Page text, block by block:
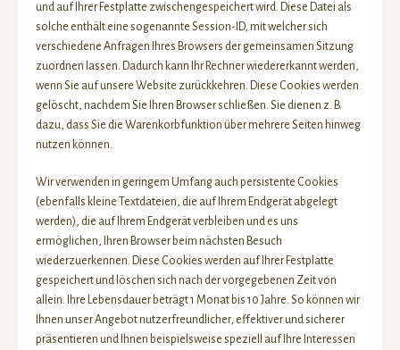
und auf Ihrer Festplatte zwischengespeichert wird. Diese Datei als
solche enthält eine sogenannte Session-ID, mit welcher sich
verschiedene Anfragen Ihres Browsers der gemeinsamen Sitzung
zuordnen lassen. Dadurch kann Ihr Rechner wiedererkannt werden,
wenn Sie auf unsere Website zurückkehren. Diese Cookies werden
gelöscht, nachdem Sie Ihren Browser schließen. Sie dienen z. B.
dazu, dass Sie die Warenkorbfunktion über mehrere Seiten hinweg
nutzen können.
Wir verwenden in geringem Umfang auch persistente Cookies
(ebenfalls kleine Textdateien, die auf Ihrem Endgerät abgelegt
werden), die auf Ihrem Endgerät verbleiben und es uns
ermöglichen, Ihren Browser beim nächsten Besuch
wiederzuerkennen. Diese Cookies werden auf Ihrer Festplatte
gespeichert und löschen sich nach der vorgegebenen Zeit von
allein. Ihre Lebensdauer beträgt 1 Monat bis 10 Jahre. So können wir
Ihnen unser Angebot nutzerfreundlicher, effektiver und sicherer
präsentieren und Ihnen beispielsweise speziell auf Ihre Interessen